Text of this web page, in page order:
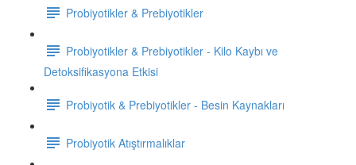
Probiyotikler & Prebiyotikler
Probiyotikler & Prebiyotikler - Kilo Kaybı ve
Detoksifikasyona Etkisi
Probiyotik & Prebiyotikler - Besin Kaynakları
Probiyotik Atıştırmalıklar